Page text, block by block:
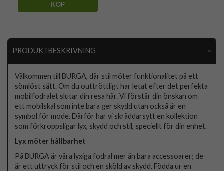
KÖP
PRODUKTBESKRIVNING
Välkommen till BURGA, där stil möter funktionalitet på ett
sömlöst sätt. Om du outtröttligt har letat efter det perfekta
mobilfodralet slutar din resa här. Vi förstår din önskan om
ett mobilskal som inte bara ger skydd utan också är en
symbol för mode. Därför har vi skräddarsytt en kollektion
som förkroppsligar lyx, skydd och stil, speciellt för din enhet.
Lyx möter hållbarhet
På BURGA är våra lyxiga fodral mer än bara accessoarer; de
är ett uttryck för stil och en sköld av skydd. Födda ur en